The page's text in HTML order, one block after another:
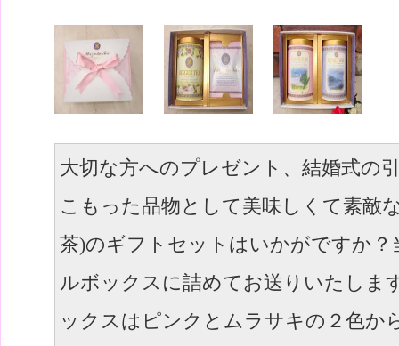
大切な方へのプレゼント、結婚式の
こもった品物として美味しくて素敵
茶)のギフトセットはいかがですか？
ルボックスに詰めてお送りいたしま
ックスはピンクとムラサキの２色か